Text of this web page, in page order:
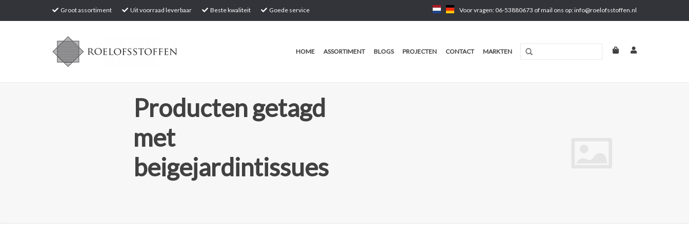
Groot assortiment Uit voorraad leverbaar Beste kwaliteit Goede service Voor vragen: 06-53880673 of mail ons op:info@roelofsstoffen.nl
HOME ASSORTIMENT BLOGS PROJECTEN CONTACT MARKTEN
Producten getagd
met
beigejardintissues